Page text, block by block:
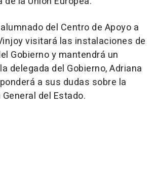
del Centro de Apoyo a
visitará las instalaciones de
Gobierno y mantendrá un
delegada del Gobierno, Adriana
a sus dudas sobre la
del Estado.